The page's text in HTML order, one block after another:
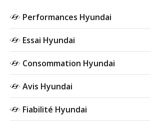
Performances Hyundai
Essai Hyundai
Consommation Hyundai
Avis Hyundai
Fiabilité Hyundai